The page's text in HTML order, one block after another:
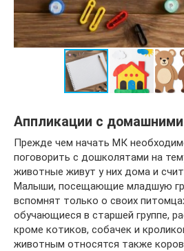
Аппликации с
Прежде чем начать МК
поговорить с дошколятами на
животные живут у них дома и
Малыши, посещающие младшую
вспомнят только о своих
обучающиеся в старшей группе,
кроме котиков, собачек и
животным относятся также